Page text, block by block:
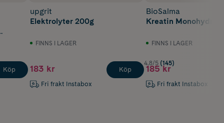
Köp
upgrit
Elektrolyter 200g
FINNS I LAGER
183 kr
Fri frakt Instabox
Köp
BioSalma
Kreatin Monohydrat
FINNS I LAGER
4.8/5 (145)
185 kr
Fri frakt Instabox